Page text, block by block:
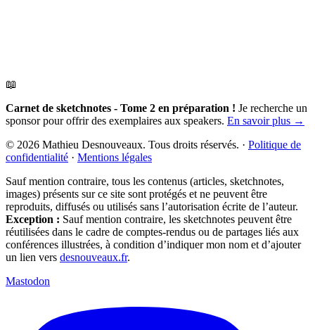
📖
Carnet de sketchnotes - Tome 2 en préparation ! Je recherche un
sponsor pour offrir des exemplaires aux speakers. En savoir plus →
© 2026 Mathieu Desnouveaux. Tous droits réservés. · Politique de
confidentialité · Mentions légales
Sauf mention contraire, tous les contenus (articles, sketchnotes,
images) présents sur ce site sont protégés et ne peuvent être
reproduits, diffusés ou utilisés sans l’autorisation écrite de l’auteur.
Exception : Sauf mention contraire, les sketchnotes peuvent être
réutilisées dans le cadre de comptes-rendus ou de partages liés aux
conférences illustrées, à condition d’indiquer mon nom et d’ajouter
un lien vers desnouveaux.fr.
Mastodon